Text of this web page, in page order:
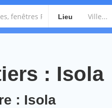
Lieu
: Isola
: Isola